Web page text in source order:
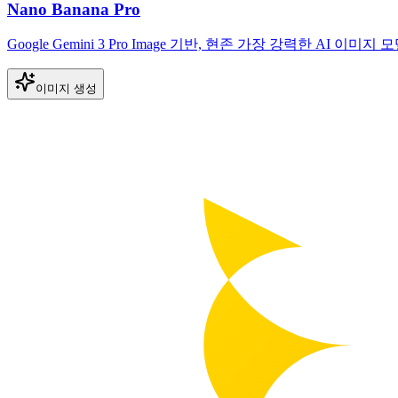
Nano Banana Pro
Google Gemini 3 Pro Image 기반, 현존 가장 강력한 AI 이미지 모
이미지 생성